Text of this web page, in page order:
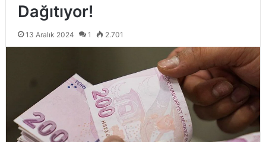
Dağıtıyor!
13 Aralık 2024 1 2.701